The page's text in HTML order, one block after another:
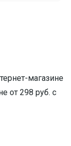
магазине
от 298 руб. с